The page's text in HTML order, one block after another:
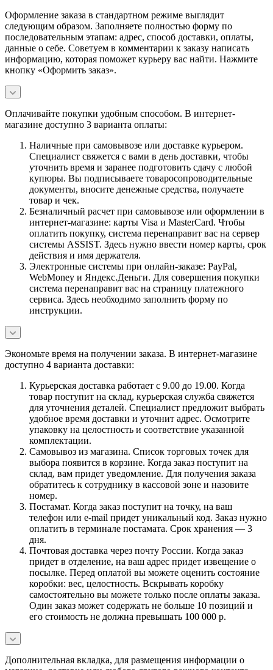
Оформление заказа в стандартном режиме выглядит
следующим образом. Заполняете полностью форму по
последовательным этапам: адрес, способ доставки, оплаты,
данные о себе. Советуем в комментарии к заказу написать
информацию, которая поможет курьеру вас найти. Нажмите
кнопку «Оформить заказ».
Оплачивайте покупки удобным способом. В интернет-
магазине доступно 3 варианта оплаты:
Наличные при самовывозе или доставке курьером.
Специалист свяжется с вами в день доставки, чтобы
уточнить время и заранее подготовить сдачу с любой
купюры. Вы подписываете товаросопроводительные
документы, вносите денежные средства, получаете
товар и чек.
Безналичный расчет при самовывозе или оформлении в
интернет-магазине: карты Visa и MasterCard. Чтобы
оплатить покупку, система перенаправит вас на сервер
системы ASSIST. Здесь нужно ввести номер карты, срок
действия и имя держателя.
Электронные системы при онлайн-заказе: PayPal,
WebMoney и Яндекс.Деньги. Для совершения покупки
система перенаправит вас на страницу платежного
сервиса. Здесь необходимо заполнить форму по
инструкции.
Экономьте время на получении заказа. В интернет-магазине
доступно 4 варианта доставки:
Курьерская доставка работает с 9.00 до 19.00. Когда
товар поступит на склад, курьерская служба свяжется
для уточнения деталей. Специалист предложит выбрать
удобное время доставки и уточнит адрес. Осмотрите
упаковку на целостность и соответствие указанной
комплектации.
Самовывоз из магазина. Список торговых точек для
выбора появится в корзине. Когда заказ поступит на
склад, вам придет уведомление. Для получения заказа
обратитесь к сотруднику в кассовой зоне и назовите
номер.
Постамат. Когда заказ поступит на точку, на ваш
телефон или e-mail придет уникальный код. Заказ нужно
оплатить в терминале постамата. Срок хранения — 3
дня.
Почтовая доставка через почту России. Когда заказ
придет в отделение, на ваш адрес придет извещение о
посылке. Перед оплатой вы можете оценить состояние
коробки: вес, целостность. Вскрывать коробку
самостоятельно вы можете только после оплаты заказа.
Один заказ может содержать не больше 10 позиций и
его стоимость не должна превышать 100 000 р.
Дополнительная вкладка, для размещения информации о